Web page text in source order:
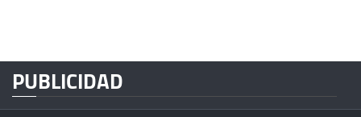
PUBLICIDAD